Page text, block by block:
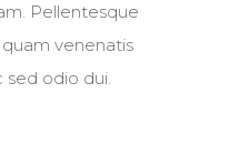
Pellentesque
venenatis
sed odio dui.